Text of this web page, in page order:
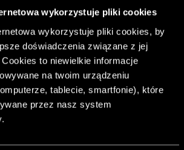
wykorzystuje pliki cookies
wykorzystuje pliki cookies, by
doświadczenia związane z jej
to niewielkie informacje
na twoim urządzeniu
tablecie, smartfonie), które
przez nasz system
& Living 40.
„Dom bardziej
Twój. Odważ się
urządzić go